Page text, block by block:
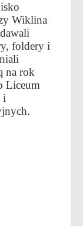
Wiklina
foldery i
na rok
Liceum
i